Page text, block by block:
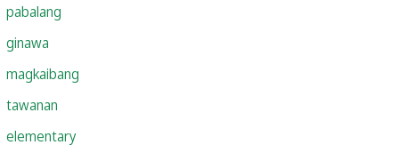
pabalang
ginawa
magkaibang
tawanan
elementary